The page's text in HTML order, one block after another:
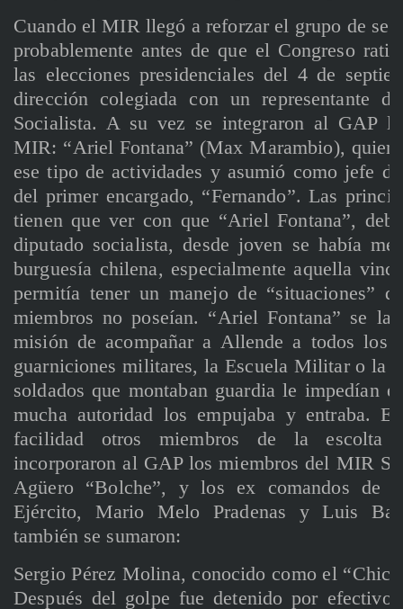
Cuando el MIR llegó a reforzar el grupo de
probablemente antes de que el Congreso
las elecciones presidenciales del 4 de
dirección colegiada con un representante
Socialista. A su vez se integraron al GAP
MIR: “Ariel Fontana” (Max Marambio), quien
ese tipo de actividades y asumió como jefe
del primer encargado, “Fernando”. Las
tienen que ver con que “Ariel Fontana”,
diputado socialista, desde joven se había
burguesía chilena, especialmente aquella
permitía tener un manejo de “situaciones”
miembros no poseían. “Ariel Fontana” se
misión de acompañar a Allende a todos los
guarniciones militares, la Escuela Militar o la
soldados que montaban guardia le impedían
mucha autoridad los empujaba y entraba.
facilidad otros miembros de la escolta
incorporaron al GAP los miembros del MIR
Agüero “Bolche”, y los ex comandos de
Ejército, Mario Melo Pradenas y Luis
también se sumaron:
Sergio Pérez Molina, conocido como el
Después del golpe fue detenido por